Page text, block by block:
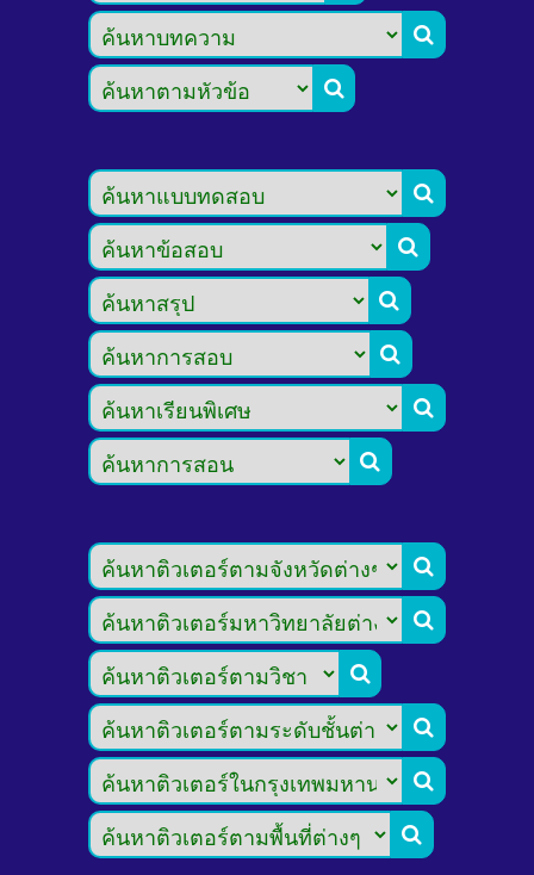













